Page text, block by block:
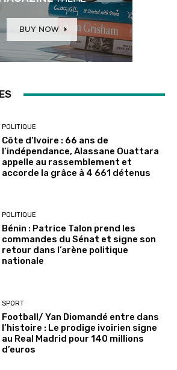
POLITIQUE
Côte d’Ivoire : 66 ans de
l’indépendance, Alassane Ouattara
appelle au rassemblement et
accorde la grâce à 4 661 détenus
POLITIQUE
Bénin : Patrice Talon prend les
commandes du Sénat et signe son
retour dans l’arène politique
nationale
SPORT
Football/ Yan Diomandé entre dans
l’histoire : Le prodige ivoirien signe
au Real Madrid pour 140 millions
d’euros